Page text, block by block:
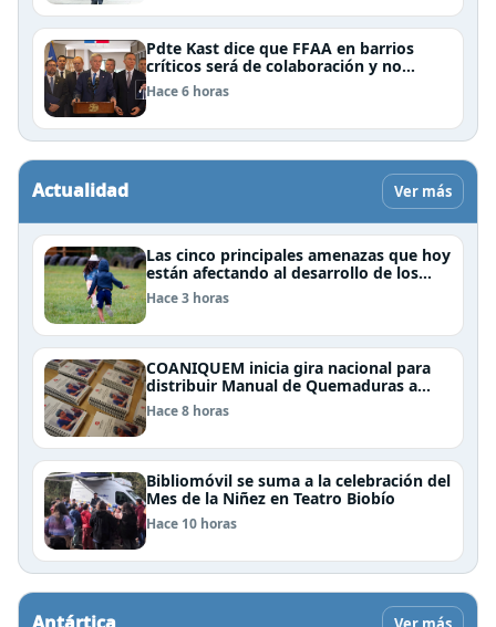
Pdte Kast dice que FFAA en barrios
críticos será de colaboración y no
sustituye rol de policías en control del
orden público
Hace 6 horas
Actualidad Ver más
Las cinco principales amenazas que hoy
están afectando al desarrollo de los
niños en Chile
Hace 3 horas
COANIQUEM inicia gira nacional para
distribuir Manual de Quemaduras a
profesionales de la salud
Hace 8 horas
Bibliomóvil se suma a la celebración del
Mes de la Niñez en Teatro Biobío
Hace 10 horas